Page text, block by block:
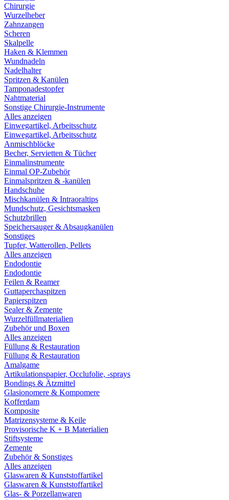
Chirurgie
Wurzelheber
Zahnzangen
Scheren
Skalpelle
Haken & Klemmen
Wundnadeln
Nadelhalter
Spritzen & Kanülen
Tamponadestopfer
Nahtmaterial
Sonstige Chirurgie-Instrumente
Alles anzeigen
Einwegartikel, Arbeitsschutz
Einwegartikel, Arbeitsschutz
Anmischblöcke
Becher, Servietten & Tücher
Einmalinstrumente
Einmal OP-Zubehör
Einmalspritzen & -kanülen
Handschuhe
Mischkanülen & Intraoraltips
Mundschutz, Gesichtsmasken
Schutzbrillen
Speichersauger & Absaugkanülen
Sonstiges
Tupfer, Watterollen, Pellets
Alles anzeigen
Endodontie
Endodontie
Feilen & Reamer
Guttaperchaspitzen
Papierspitzen
Sealer & Zemente
Wurzelfüllmaterialien
Zubehör und Boxen
Alles anzeigen
Füllung & Restauration
Füllung & Restauration
Amalgame
Artikulationspapier, Occlufolie, -sprays
Bondings & Ätzmittel
Glasionomere & Kompomere
Kofferdam
Komposite
Matrizensysteme & Keile
Provisorische K + B Materialien
Stiftsysteme
Zemente
Zubehör & Sonstiges
Alles anzeigen
Glaswaren & Kunststoffartikel
Glaswaren & Kunststoffartikel
Glas- & Porzellanwaren